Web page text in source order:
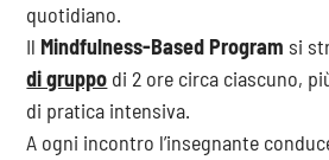
quotidiano.
Il Mindfulness-Based Program si
di gruppo di 2 ore circa ciascuno,
di pratica intensiva.
A ogni incontro l’insegnante